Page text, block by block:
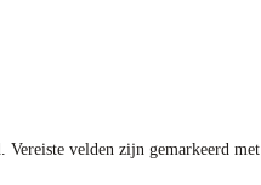
Vereiste velden zijn gemarkeerd met